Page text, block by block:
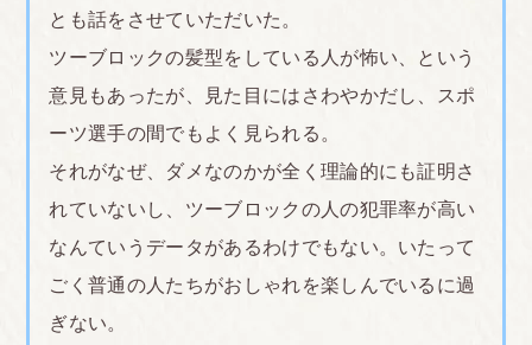
けないかわかりませんでした。まわりの子は怒られ
るのが怖くて整形をしている子もいました。ですが
整形はなにも言われません。学生が、お金をかけて
そこまでしなければいけないのでしょうか。
髪の毛も地毛が明るいのに毎回染めたでしょと疑わ
れ、学校に行くのも嫌になり転校も考えました。
<br><br>
■福井
・他のクラスの教室に入ってはいけない(公立中) →
とも話をさせていただいた。
ツーブロックの髪型をしている人が怖い、という
意見もあったが、見た目にはさわやかだし、スポ
ーツ選手の間でもよく見られる。
それがなぜ、ダメなのかが全く理論的にも証明さ
れていないし、ツーブロックの人の犯罪率が高い
なんていうデータがあるわけでもない。いたって
ごく普通の人たちがおしゃれを楽しんでいるに過
ぎない。